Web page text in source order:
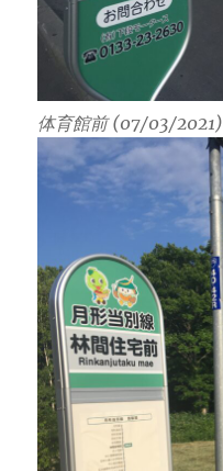
体育館前 (07/03/2021)